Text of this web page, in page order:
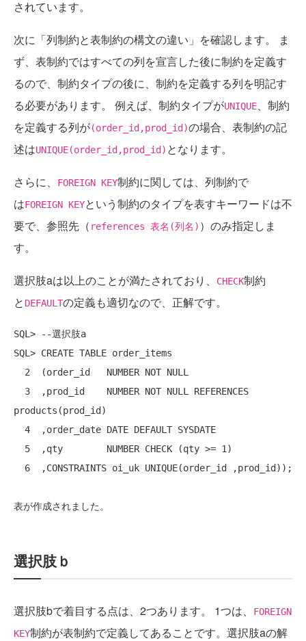
されています。
次に「列制約と表制約の構文の違い」を確認します。 ま
ず、表制約ではすべての列を宣言した後に制約を定義す
るので、制約タイプの後に、制約を定義する列を明記す
る必要があります。 例えば、制約タイプがUNIQUE、制約
を定義する列が(order_id,prod_id)の場合、表制約の記
述はUNIQUE(order_id,prod_id) となります。
さらに、 FOREIGN KEY制約に関しては、列制約で
はFOREIGN KEYという制約のタイプを表すキーワードは不
要で、参照先（ references 表名(列名) ）のみ指定しま
す。
選択肢aは以上のことが満たされており、 CHECK制約
と DEFAULTの定義も適切なので、正解です。
SQL> --選択肢a
SQL> CREATE TABLE order_items
products(prod_id)
表が作成されました。
選択肢ｂ
選択肢bで着目する点は、2つあります。 1つは、
FOREIGN
KEY制約が表制約で定義してあることです。選択肢aの解